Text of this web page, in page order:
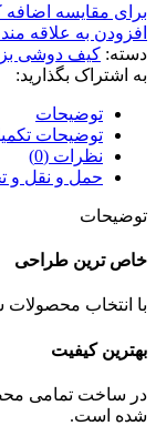
برای مقایسه اضافه
افزودن به علاقه
دسته: کیف دوشی
به اشتراک بگذارید:
توضیحات
توضیحات
نظرات (0)
حمل و نقل و
توضیحات
خاص ترین طراحی
با انتخاب محصولات
بهترین کیفیت
در ساخت تمامی
شده است.